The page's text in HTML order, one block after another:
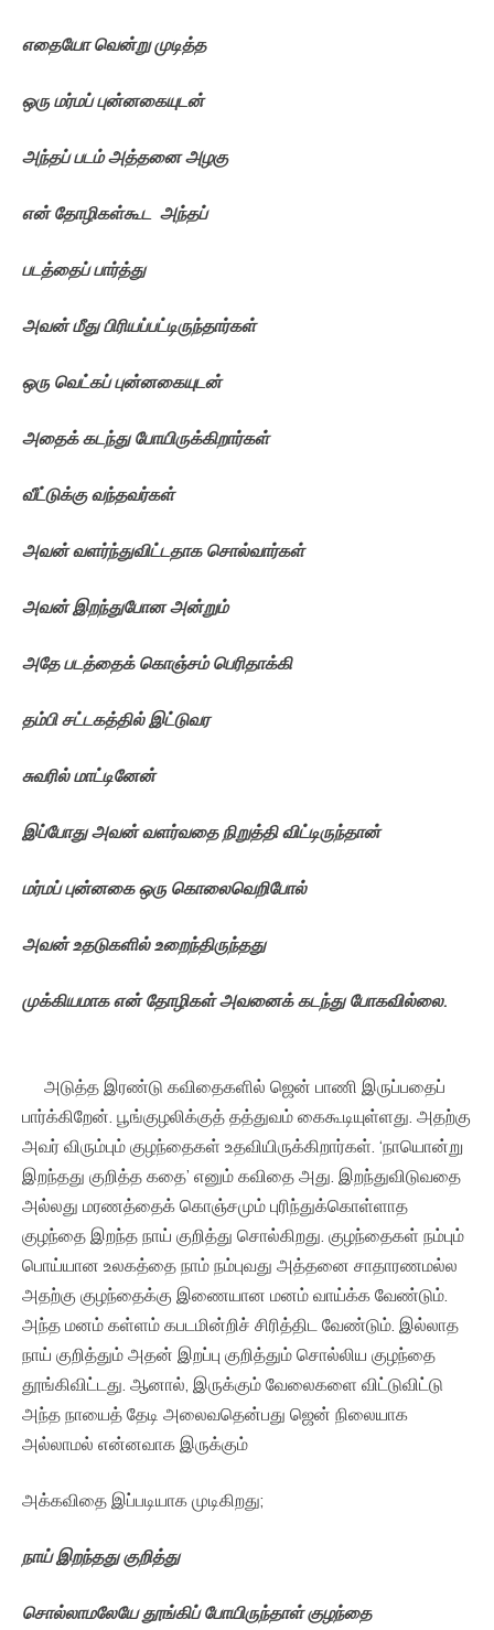
எதையோ வென்று முடித்த
ஒரு மர்மப் புன்னகையுடன்
அந்தப் படம் அத்தனை அழகு
என் தோழிகள்கூட அந்தப்
படத்தைப் பார்த்து
அவன் மீது பிரியப்பட்டிருந்தார்கள்
ஒரு வெட்கப் புன்னகையுடன்
அதைக் கடந்து போயிருக்கிறார்கள்
வீட்டுக்கு வந்தவர்கள்
அவன் வளர்ந்துவிட்டதாக சொல்வார்கள்
அவன் இறந்துபோன அன்றும்
அதே படத்தைக் கொஞ்சம் பெரிதாக்கி
தம்பி சட்டகத்தில் இட்டுவர
சுவரில் மாட்டினேன்
இப்போது அவன் வளர்வதை நிறுத்தி விட்டிருந்தான்
மர்மப் புன்னகை ஒரு கொலைவெறிபோல்
அவன் உதடுகளில் உறைந்திருந்தது
முக்கியமாக என் தோழிகள் அவனைக் கடந்து போகவில்லை.
அடுத்த இரண்டு கவிதைகளில் ஜென் பாணி இருப்பதைப்
பார்க்கிறேன். பூங்குழலிக்குத் தத்துவம் கைகூடியுள்ளது. அதற்கு
அவர் விரும்பும் குழந்தைகள் உதவியிருக்கிறார்கள். ‘நாயொன்று
இறந்தது குறித்த கதை’ எனும் கவிதை அது. இறந்துவிடுவதை
அல்லது மரணத்தைக் கொஞ்சமும் புரிந்துக்கொள்ளாத
குழந்தை இறந்த நாய் குறித்து சொல்கிறது. குழந்தைகள் நம்பும்
பொய்யான உலகத்தை நாம் நம்புவது அத்தனை சாதாரணமல்ல
அதற்கு குழந்தைக்கு இணையான மனம் வாய்க்க வேண்டும்.
அந்த மனம் கள்ளம் கபடமின்றிச் சிரித்திட வேண்டும். இல்லாத
நாய் குறித்தும் அதன் இறப்பு குறித்தும் சொல்லிய குழந்தை
தூங்கிவிட்டது. ஆனால், இருக்கும் வேலைகளை விட்டுவிட்டு
அந்த நாயைத் தேடி அலைவதென்பது ஜென் நிலையாக
அல்லாமல் என்னவாக இருக்கும்
அக்கவிதை இப்படியாக முடிகிறது;
நாய் இறந்தது குறித்து
சொல்லாமலேயே தூங்கிப் போயிருந்தாள் குழந்தை